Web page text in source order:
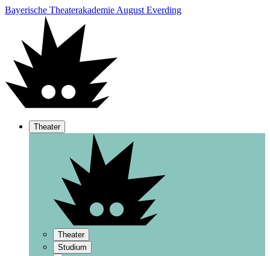
Bayerische Theaterakademie August Everding
Theater
Theater
Studium